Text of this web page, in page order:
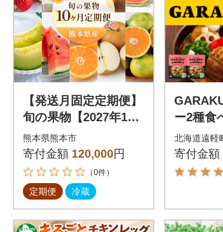
【発送月固定定期便】
旬の果物【2027年1月
～10月発送予定】全10
回
熊本県熊本市
寄付金額 120,000円
（0件）
定期便 冷蔵
ー2種食
ット
北海道遠軽
寄付金額